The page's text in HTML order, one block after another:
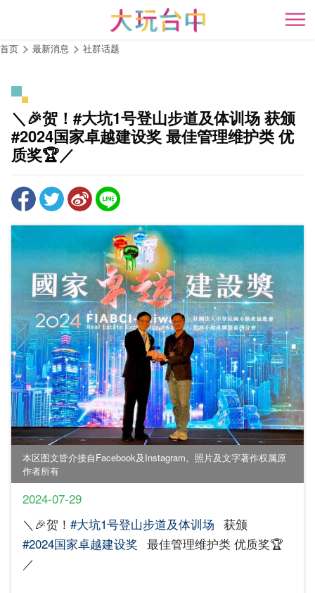
主
要
开
首页 最新消息 社群话题
＼🎉贺！#大坑1号登山步道及体训场 获颁
#2024国家卓越建设奖 最佳管理维护类 优
质奖🏆／
本区图文皆介接自Facebook及Instagram。照片及文字著作权属原
作者所有
2024-07-29
＼🎉贺！ #大坑1号登山步道及体训场 获颁
#2024国家卓越建设奖 最佳管理维护类 优质奖🏆
／